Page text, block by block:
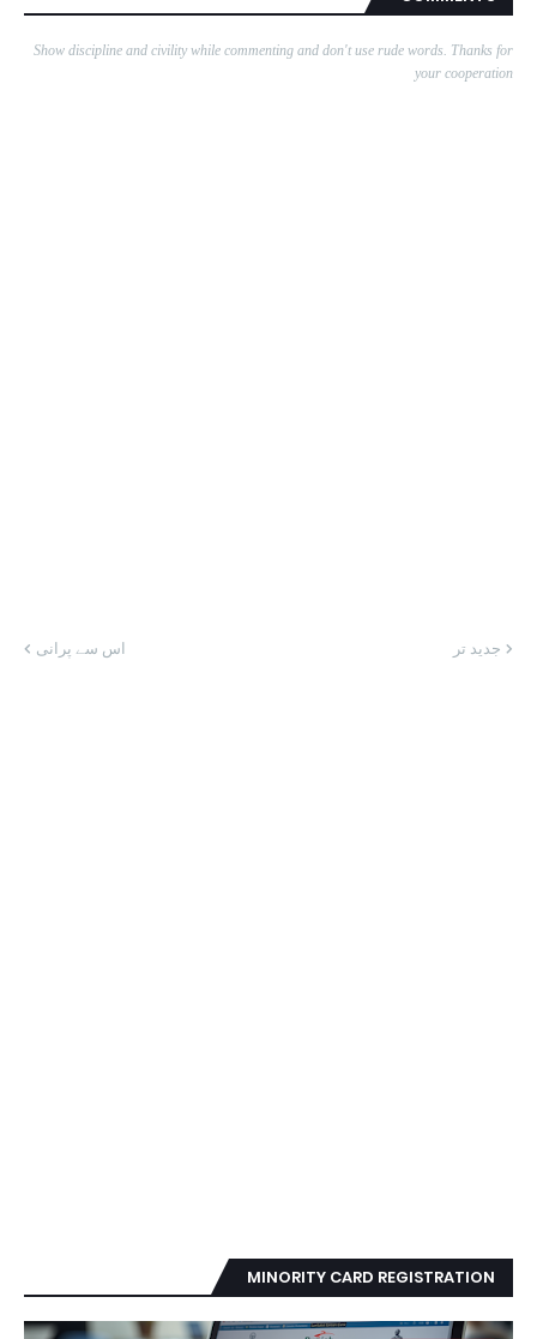
Show discipline and civility while commenting and don't use rude words. Thanks for
your cooperation
جدید تر اس سے پرانی
MINORITY CARD REGISTRATION